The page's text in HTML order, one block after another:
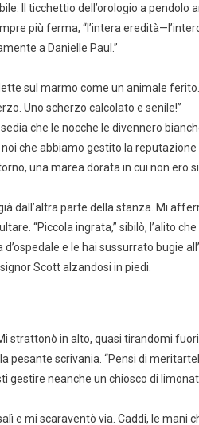
Il ticchettio dell’orologio a pendolo
più ferma, “l’intera
a Danielle Paul.”
sul marmo come un animale
Uno scherzo calcolato e senile!”
che le nocche le divennero
che abbiamo gestito la reputazione
una marea dorata in cui non ero
dall’altra parte della stanza. Mi
“Piccola ingrata,” sibilò, l’alito
e le hai sussurrato bugie
Scott alzandosi in piedi.
strattonò in alto, quasi tirandomi
pesante scrivania. “Pensi di
gestire neanche un chiosco di
e mi scaraventò via. Caddi, le mani